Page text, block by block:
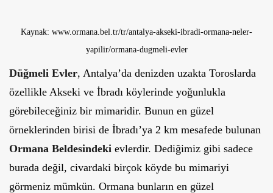
Kaynak: www.ormana.bel.tr/tr/antalya-akseki-ibradi-ormana-neler-
yapilir/ormana-dugmeli-evler
Düğmeli Evler, Antalya’da denizden uzakta Toroslarda
özellikle Akseki ve İbradı köylerinde yoğunlukla
görebileceğiniz bir mimaridir. Bunun en güzel
örneklerinden birisi de İbradı’ya 2 km mesafede bulunan
Ormana Beldesindeki evlerdir. Dediğimiz gibi sadece
burada değil, civardaki birçok köyde bu mimariyi
görmeniz mümkün. Ormana bunların en güzel